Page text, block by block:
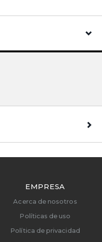
EMPRESA
Acerca de nosotros
Políticas de uso
Política de privacidad